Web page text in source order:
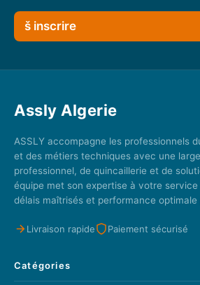
š inscrire
Assly Algerie
ASSLY accompagne les professionnels
et des métiers techniques avec une
professionnel, de quincaillerie et de
équipe met son expertise à votre
délais maîtrisés et performance
Livraison rapide Paiement sécurisé
Catégories